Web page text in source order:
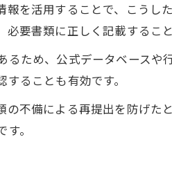
する手続き術
な準備事項
い地域情報の活用
コツ
を活用することで、こうし
要書類に正しく記載すること
ため、公式データベースや
ることも有効です。
不備による再提出を防げた
。